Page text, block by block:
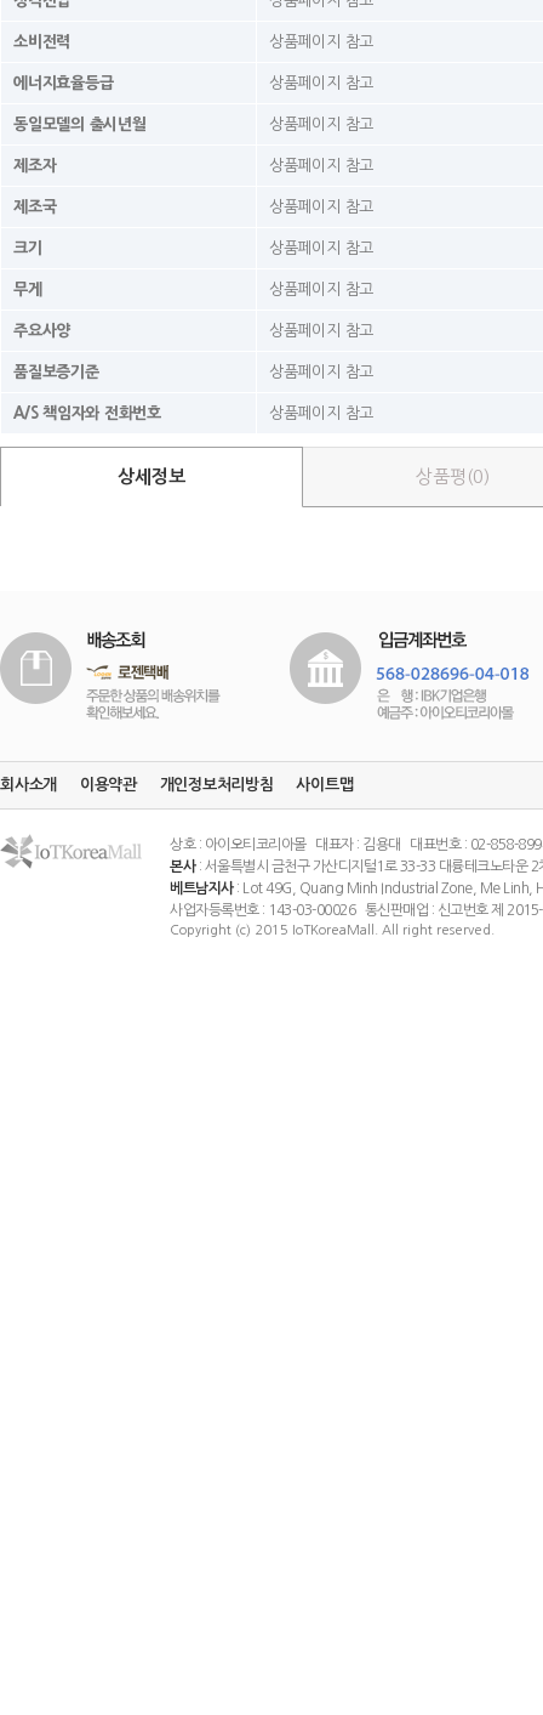
소비전력 상품페이지 참고
에너지효율등급 상품페이지 참고
동일모델의 출시년월 상품페이지 참고
제조자 상품페이지 참고
제조국 상품페이지 참고
크기 상품페이지 참고
무게 상품페이지 참고
주요사양 상품페이지 참고
품질보증기준 상품페이지 참고
A/S 책임자와 전화번호 상품페이지 참고
상세정보 상품평(0)
회사소개 이용약관 개인정보처리방침 사이트맵
상호 : 아이오티코리아몰 대표자 : 김용대 대표번호 : 02-858-
본사: 서울특별시 금천구 가산디지털1로 33-33 대륭테크노타운
베트남지사: Lot 49G, Quang Minh Industrial Zone, Me Linh,
사업자등록번호 : 143-03-00026 통신판매업 : 신고번호 제
Copyright (c) 2015 IoTKoreaMall. All right reserved.